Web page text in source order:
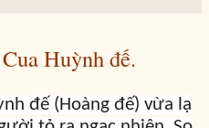
Huỳnh đế.
đế (Hoàng đế) vừa lạ